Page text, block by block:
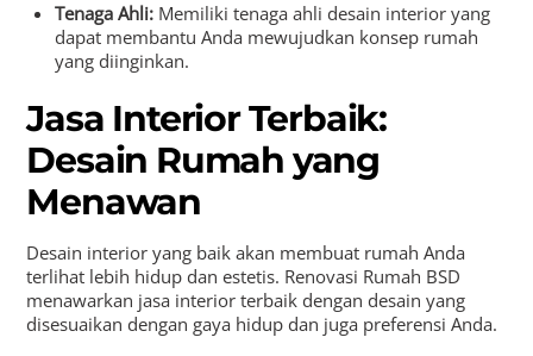
Tenaga Ahli: Memiliki tenaga ahli desain interior yang
dapat membantu Anda mewujudkan konsep rumah
yang diinginkan.
Jasa Interior Terbaik:
Desain Rumah yang
Menawan
Desain interior yang baik akan membuat rumah Anda
terlihat lebih hidup dan estetis. Renovasi Rumah BSD
menawarkan jasa interior terbaik dengan desain yang
disesuaikan dengan gaya hidup dan juga preferensi Anda.